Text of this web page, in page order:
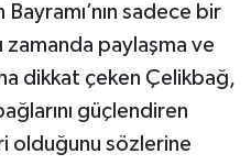
sadece bir
zamanda paylaşma ve
dikkat çeken Çelikbağ,
güçlendiren
olduğunu sözlerine